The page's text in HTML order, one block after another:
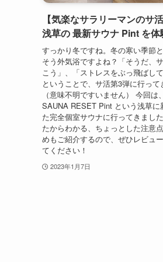
【気楽なサラリーマンのサ
浅草の 最新サウナ Pint を体
すっかり冬ですね。冬の寒い季節と
そう外気浴ですよね？「そうだ、
こう」、「ストレスをぶっ飛ばし
ということで、サ活第3弾に行って
（意味不明ですいません） 今回は
SAUNA RESET Pint という浅草に
た完全個室サウナに行ってきまし
たからわかる、ちょっとした注意
めもご紹介するので、ぜひレビュ
てください！
2023年1月7日